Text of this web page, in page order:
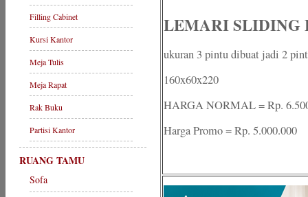
Filling Cabinet
Kursi Kantor
Meja Tulis
Meja Rapat
Rak Buku
Partisi Kantor
RUANG TAMU
Sofa
LEMARI SLIDING
ukuran 3 pintu dibuat jadi 2
160x60x220
HARGA NORMAL = Rp.
Harga Promo = Rp. 5.000.000